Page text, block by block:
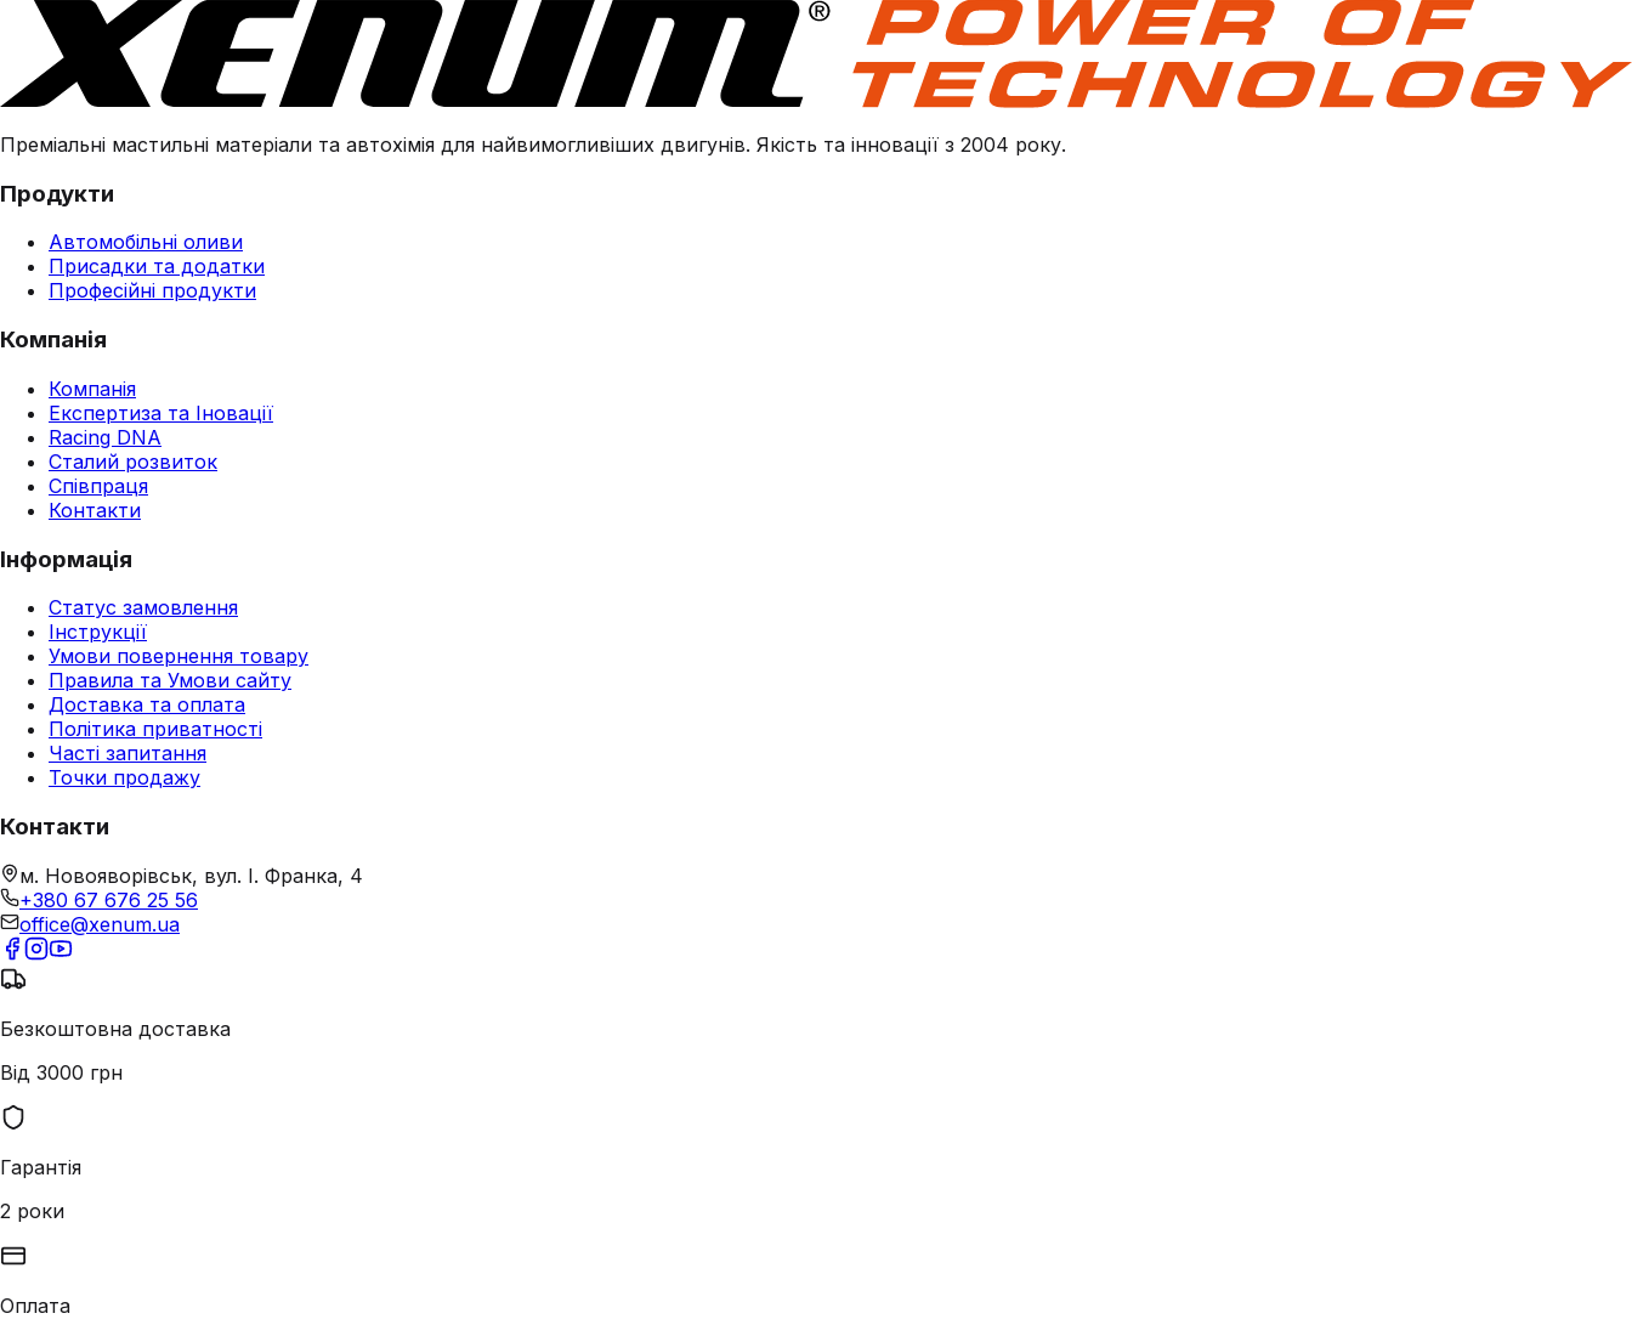
Преміальні мастильні матеріали та автохімія для найвимогливіших двигунів. Якість та інновації з 2004 року.
Продукти
Автомобільні оливи
Присадки та додатки
Професійні продукти
Компанія
Компанія
Експертиза та Іновації
Racing DNA
Сталий розвиток
Співпраця
Контакти
Інформація
Статус замовлення
Інструкції
Умови повернення товару
Правила та Умови сайту
Доставка та оплата
Політика приватності
Часті запитання
Точки продажу
Контакти
м. Новояворівськ, вул. І. Франка, 4
+380 67 676 25 56
office@xenum.ua
Безкоштовна доставка
Від 3000 грн
Гарантія
2 роки
Оплата